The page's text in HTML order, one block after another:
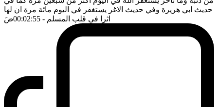
حديث ابي هريرة وفي حديث الاغر يستغفر في اليوم مائة مرة ان لها
اثرا في قلب المسلم - 00:02:55 ضَ